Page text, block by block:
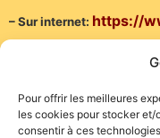
Pour offrir les meilleures
les cookies pour stocker et/
consentir à ces
– Sur internet: https://